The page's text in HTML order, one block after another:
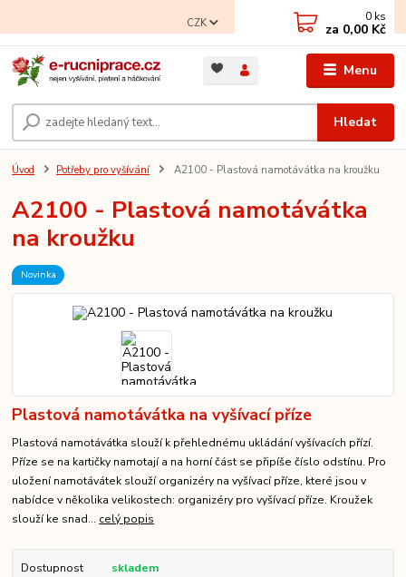
Menu
CZK
Hledat
0 ks
za 0,00 Kč
Úvod Potřeby pro vyšívání A2100 - Plastová namotávátka na kroužku
A2100 - Plastová namotávátka
na kroužku
Novinka
Plastová namotávátka na vyšívací příze
Plastová namotávátka slouží k přehlednému ukládání vyšívacích přízí.
Příze se na kartičky namotají a na horní část se připíše číslo odstínu. Pro
uložení namotávátek slouží organizéry na vyšívací příze, které jsou v
nabídce v několika velikostech: organizéry pro vyšívací příze. Kroužek
slouží ke snad... celý popis
Dostupnost skladem